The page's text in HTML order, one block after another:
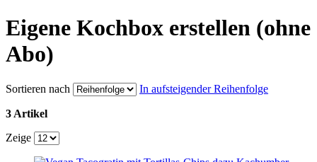
Eigene Kochbox erstellen (ohne
Abo)
Sortieren nach In aufsteigender Reihenfolge
3 Artikel
Zeige